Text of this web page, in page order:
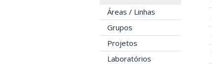
Áreas / Linhas
Grupos
Projetos
Laboratórios